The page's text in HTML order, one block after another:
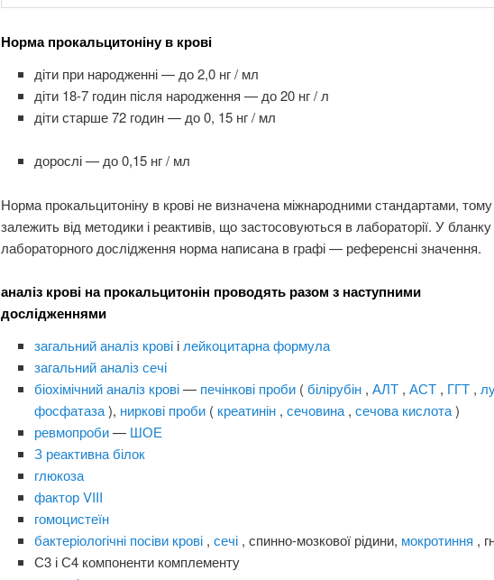
Норма прокальцитоніну в крові
діти при народженні — до 2,0 нг / мл
діти 18-7 годин після народження — до 20 нг / л
діти старше 72 годин — до 0, 15 нг / мл
дорослі — до 0,15 нг / мл
Норма прокальцитоніну в крові не визначена міжнародними стандартами, тому
залежить від методики і реактивів, що застосовуються в лабораторії. У бланку
лабораторного дослідження норма написана в графі — референсні значення.
аналіз крові на прокальцитонін проводять разом з наступними
дослідженнями
загальний аналіз крові і лейкоцитарна формула
загальний аналіз сечі
біохімічний аналіз крові— печінкові проби (білірубін ,АЛТ ,АСТ , ГГТ ,
фосфатаза), ниркові проби ( креатинін , сечовина ,сечова кислота)
ревмопроби— ШОЕ
З реактивна білок
глюкоза
фактор VIII
гомоцистеїн
бактеріологічні посіви крові ,сечі , спинно-мозкової рідини, мокротиння ,
С3 і С4 компоненти комплементу